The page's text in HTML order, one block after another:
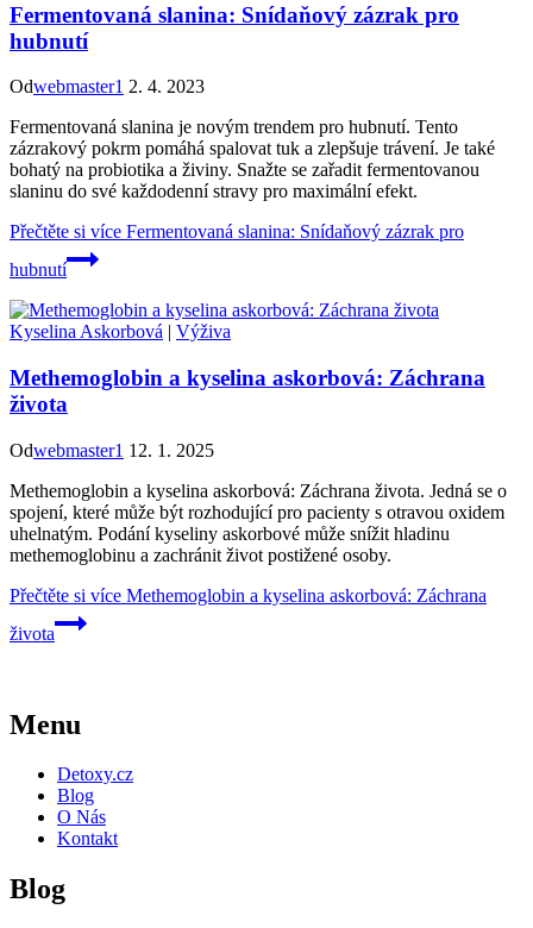
Fermentovaná slanina: Snídaňový zázrak pro
hubnutí
Odwebmaster1 2. 4. 2023
Fermentovaná slanina je novým trendem pro hubnutí. Tento
zázrakový pokrm pomáhá spalovat tuk a zlepšuje trávení. Je také
bohatý na probiotika a živiny. Snažte se zařadit fermentovanou
slaninu do své každodenní stravy pro maximální efekt.
Přečtěte si více Fermentovaná slanina: Snídaňový zázrak pro
hubnutí
Kyselina Askorbová | Výživa
Methemoglobin a kyselina askorbová: Záchrana
života
Odwebmaster1 12. 1. 2025
Methemoglobin a kyselina askorbová: Záchrana života. Jedná se o
spojení, které může být rozhodující pro pacienty s otravou oxidem
uhelnatým. Podání kyseliny askorbové může snížit hladinu
methemoglobinu a zachránit život postižené osoby.
Přečtěte si více Methemoglobin a kyselina askorbová: Záchrana
života
Menu
Detoxy.cz
Blog
O Nás
Kontakt
Blog